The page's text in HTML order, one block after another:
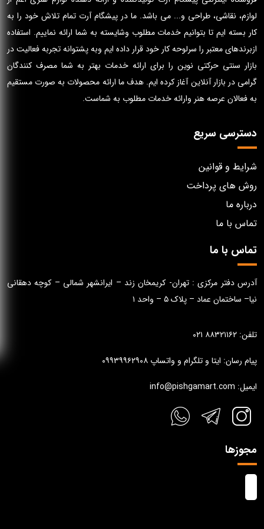
لوازم، نقاشی، طراحی و... می باشد. ما در پیشگام آرت تمام تلاش خود را به
کار بسته ایم تا بتوانیم خدمات مطلوب وشایسته به شما ارائه نماییم. استفاده
ازبرندهای معتبر را سرلوحه کار خود قرار داده ایم وبه پشتوانه تجربه فعالیت در
بازار سنتی حرکتی نوین را برای ارائه خدمات بهتر به شما مصرف کنندگان
گرامی در بازار آنلاین آغاز کرده ایم. هدف ما ارائه محصولات به صورت مستقیم
به فعالان عرصه هنر وارائه خدمات مطلوب به شماست.
دسترسی سریع
شرایط و قوانین
روش های پرداخت
درباره ما
تماس با ما
تماس با ما
آدرس دفتر مرکزی : تهران- کریمخان زند – ایرانشهر شمالی – کوچه دهقانی
نیا– ساختمان عماد – پلاک ۵ – واحد ۱
تلفن: ۸۸۳۲۱۱۶۲ ۰۲۱
پیام رسان: ایتا و تلگرام و واتساپ ۰۹۹۳۹۹۶۲۹۰۸
ایمیل: info@pishgamart.com
مجوزها